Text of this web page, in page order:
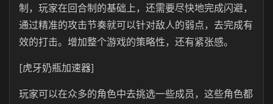
制，玩家在回合制的基础上，还需要尽快地完成闪避，
通过精准的攻击节奏就可以针对敌人的弱点，去完成有
效的打击。增加整个游戏的策略性，还有紧张感。
[虎牙奶瓶加速器]
玩家可以在众多的角色中去挑选一些成员，这些角色都